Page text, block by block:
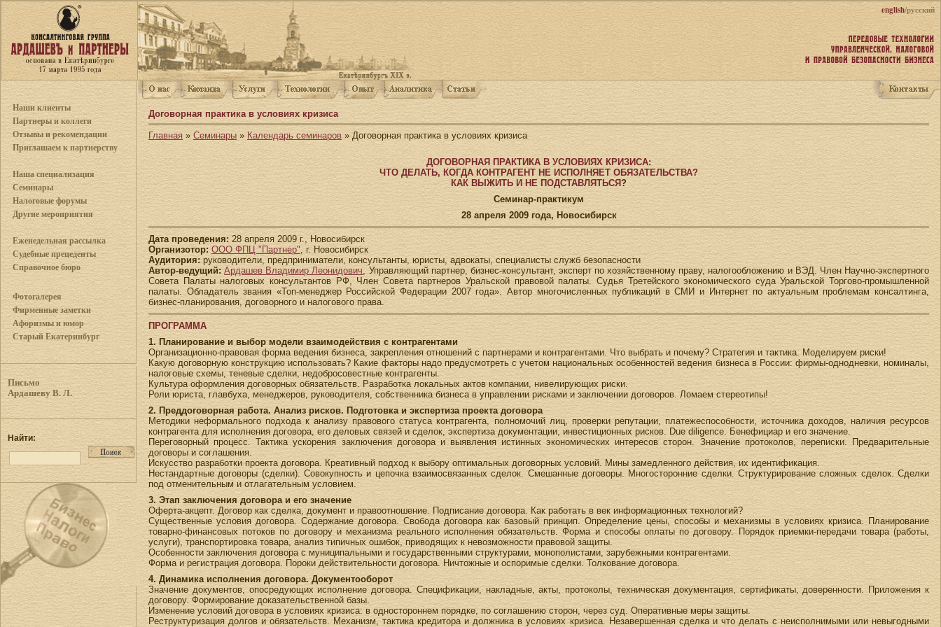
english/русский
Наши клиенты
Партнеры и коллеги
Отзывы и рекомендации
Приглашаем к партнерству
Наша специализация
Семинары
Налоговые форумы
Другие мероприятия
Еженедельная рассылка
Судебные прецеденты
Справочное бюро
Фотогалерея
Фирменные заметки
Афоризмы и юмор
Старый Екатеринбург
Письмо
Ардашеву В. Л.
Найти:
Договорная практика в условиях кризиса
Главная » Семинары» Календарь семинаров » Договорная практика в условиях кризиса
ДОГОВОРНАЯ ПРАКТИКА В УСЛОВИЯХ КРИЗИСА:
ЧТО ДЕЛАТЬ, КОГДА КОНТРАГЕНТ НЕ ИСПОЛНЯЕТ ОБЯЗАТЕЛЬСТВА?
КАК ВЫЖИТЬ И НЕ ПОДСТАВЛЯТЬСЯ?
Семинар-практикум
28 апреля 2009 года, Новосибирск
Дата проведения: 28 апреля 2009 г., Новосибирск
Организотор: ООО ФПЦ "Партнер" , г. Новосибирск
Аудитория: руководители, предприниматели, консультанты, юристы, адвокаты, специалисты служб безопасности
Автор-ведущий: Ардашев Владимир Леонидович , Управляющий партнер, бизнес-консультант, эксперт по хозяйственному праву, налогообложению и ВЭД. Член Научно-экспертного
Совета Палаты налоговых консультантов РФ, Член Совета партнеров Уральской правовой палаты. Судья Третейского экономического суда Уральской Торгово-промышленной
палаты. Обладатель звания «Топ-менеджер Российской Федерации 2007 года». Автор многочисленных публикаций в СМИ и Интернет по актуальным проблемам консалтинга,
бизнес-планирования, договорного и налогового права.
ПРОГРАММА
1. Планирование и выбор модели взаимодействия с контрагентами
Организационно-правовая форма ведения бизнеса, закрепления отношений с партнерами и контрагентами. Что выбрать и почему? Стратегия и тактика. Моделируем риски!
Какую договорную конструкцию использовать? Какие факторы надо предусмотреть с учетом национальных особенностей ведения бизнеса в России: фирмы-однодневки, номиналы,
налоговые схемы, теневые сделки, недобросовестные контрагенты.
Культура оформления договорных обязательств. Разработка локальных актов компании, нивелирующих риски.
Роли юриста, главбуха, менеджеров, руководителя, собственника бизнеса в управлении рисками и заключении договоров. Ломаем стереотипы!
2. Преддоговорная работа. Анализ рисков. Подготовка и экспертиза проекта договора
Методики неформального подхода к анализу правового статуса контрагента, полномочий лиц, проверки репутации, платежеспособности, источника доходов, наличия ресурсов
контрагента для исполнения договора, его деловых связей и сделок, экспертиза документации, инвестиционных рисков. Due diligence. Бенефициар и его значение.
Переговорный процесс. Тактика ускорения заключения договора и выявления истинных экономических интересов сторон. Значение протоколов, переписки. Предварительные
договоры и соглашения.
Искусство разработки проекта договора. Креативный подход к выбору оптимальных договорных условий. Мины замедленного действия, их идентификация.
Нестандартные договоры (сделки). Совокупность и цепочка взаимосвязанных сделок. Смешанные договоры. Многосторонние сделки. Структурирование сложных сделок. Сделки
под отменительным и отлагательным условием.
3. Этап заключения договора и его значение
Оферта-акцепт. Договор как сделка, документ и правоотношение. Подписание договора. Как работать в век информационных технологий?
Существенные условия договора. Содержание договора. Свобода договора как базовый принцип. Определение цены, способы и механизмы в условиях кризиса. Планирование
товарно-финансовых потоков по договору и механизма реального исполнения обязательств. Форма и способы оплаты по договору. Порядок приемки-передачи товара (работы,
услуги), транспортировка товара, анализ типичных ошибок, приводящих к невозможности правовой защиты.
Особенности заключения договора с муниципальными и государственными структурами, монополистами, зарубежными контрагентами.
Форма и регистрация договора. Пороки действительности договора. Ничтожные и оспоримые сделки. Толкование договора.
4. Динамика исполнения договора. Документооборот
Значение документов, опосредующих исполнение договора. Спецификации, накладные, акты, протоколы, техническая документация, сертификаты, доверенности. Приложения к
договору. Формирование доказательственной базы.
Изменение условий договора в условиях кризиса: в одностороннем порядке, по соглашению сторон, через суд. Оперативные меры защиты.
Реструктуризация долгов и обязательств. Механизм, тактика кредитора и должника в условиях кризиса. Незавершенная сделка и что делать с неисполнимыми или невыгодными